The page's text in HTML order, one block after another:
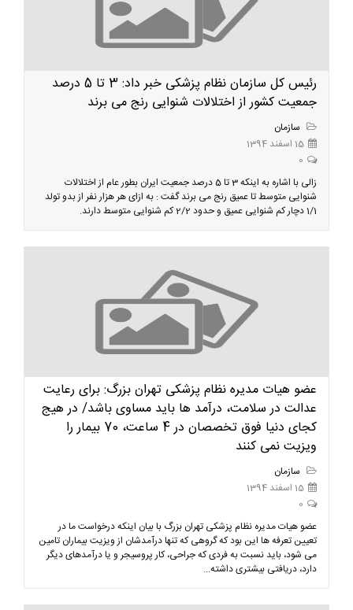
رئیس کل سازمان نظام پزشکی خبر داد: 3 تا 5 درصد
جمعیت کشور از اختلالات شنوایی رنج می برند
سازمان
15 اسفند 1394
0
زالی با اشاره به اینکه 3 تا 5 درصد جمعیت ایران بطور عام از اختلالات
شنوایی متوسط تا عمیق رنج می برند گفت : به ازای هر هزار نفر از بدو تولد
1/1 دچار کم شنوایی عمیق و حدود 2/2 کم شنوایی متوسط دارند.
عضو هیات مدیره نظام پزشکی تهران بزرگ: برای رعایت
عدالت در سلامت، درآمد ها باید مساوی باشد/ در هیج
کجای دنیا فوق تخصصان در 4 ساعت، 70 بیمار را
ویزیت نمی کنند
سازمان
15 اسفند 1394
0
عضو هیات مدیره نظام پزشکی تهران بزرگ با بیان اینکه درخواست ما در
تعیین تعرفه ها این بود که گروهی که تنها درآمدشان از ویزیت بیماران تامین
می شود، باید نسبت به فردی که جراحی، کار پروسیجر و یا درآمدهای دیگر
دارد، دریافتی بیشتری داشته...